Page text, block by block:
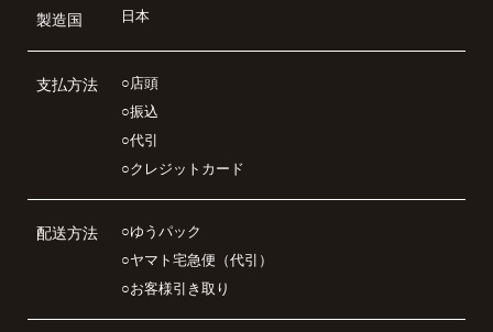
製造国
日本
支払方法
○店頭
○振込
○代引
○クレジットカード
配送方法
○ゆうパック
○ヤマト宅急便（代引）
○お客様引き取り